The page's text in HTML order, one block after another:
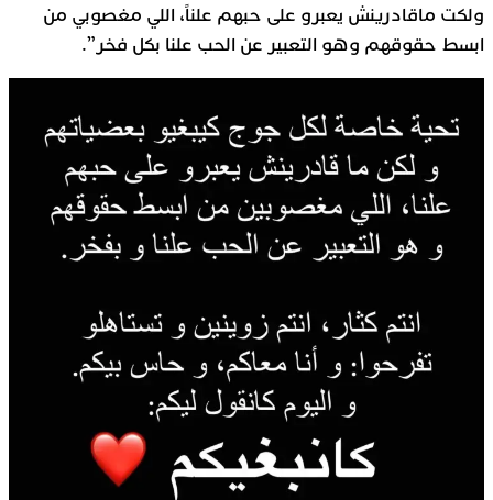
ولكت ماقادرينش يعبرو على حبهم علناً، اللي مغصوبي من
ابسط حقوقهم وهو التعبير عن الحب علنا بكل فخر”.